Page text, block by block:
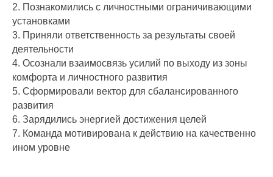
2. Познакомились с личностными ограничивающими
установками
3. Приняли ответственность за результаты своей
деятельности
4. Осознали взаимосвязь усилий по выходу из зоны
комфорта и личностного развития
5. Сформировали вектор для сбалансированного
развития
6. Зарядились энергией достижения целей
7. Команда мотивирована к действию на качественно
ином уровне